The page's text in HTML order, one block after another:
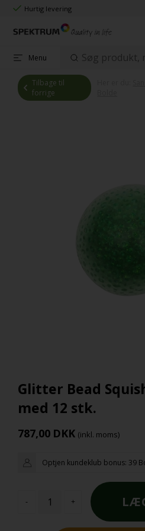
Hurtig levering
Menu
Tilbage til
forrige
Glitter Bead
med 12 stk.
787,00 DKK (inkl. moms)
Optjen kundeklub bonus: 39
- +